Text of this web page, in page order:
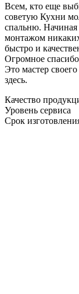
Всем, кто еще
советую Кухни
спальню. Начиная
монтажом
быстро и
Огромное
Это мастер
здесь.
Качество
Уровень сервиса
Срок